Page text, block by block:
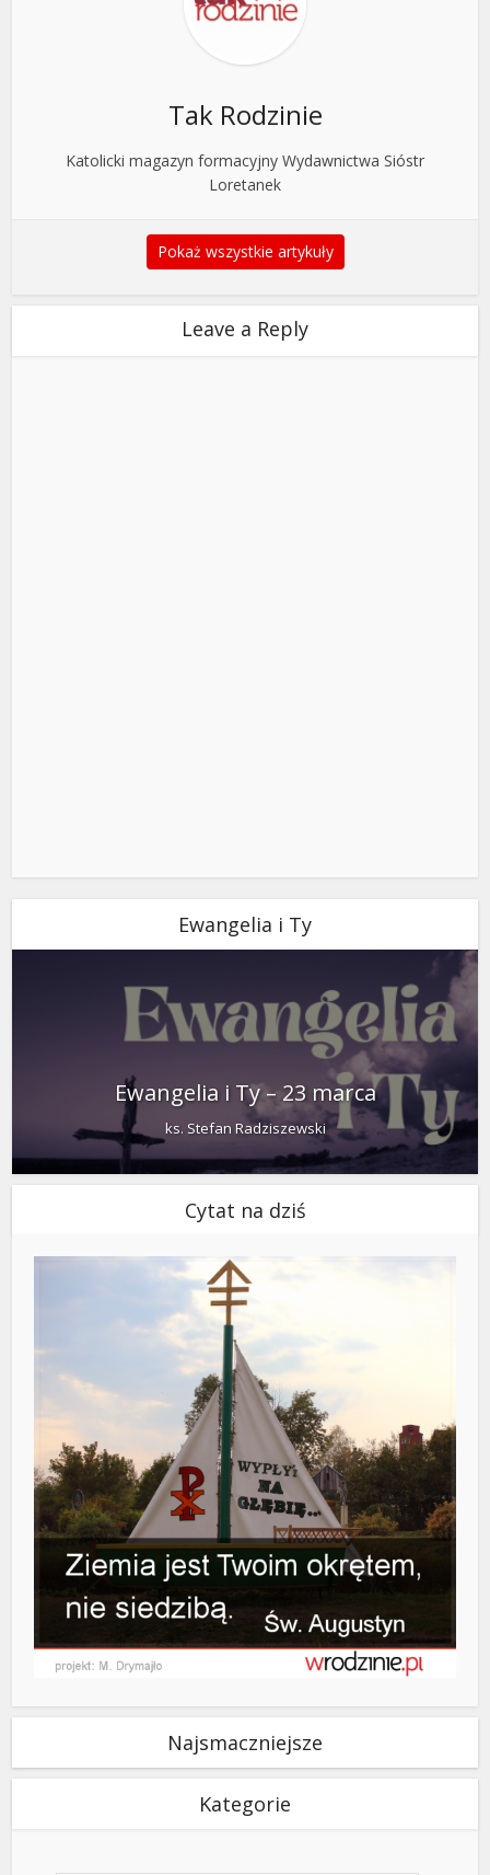
Tak Rodzinie
Katolicki magazyn formacyjny Wydawnictwa Sióstr
Loretanek
Pokaż wszystkie artykuły
Leave a Reply
Ewangelia i Ty
Ewangelia i Ty – 23 marca
ks. Stefan Radziszewski
Cytat na dziś
Najsmaczniejsze
Kategorie